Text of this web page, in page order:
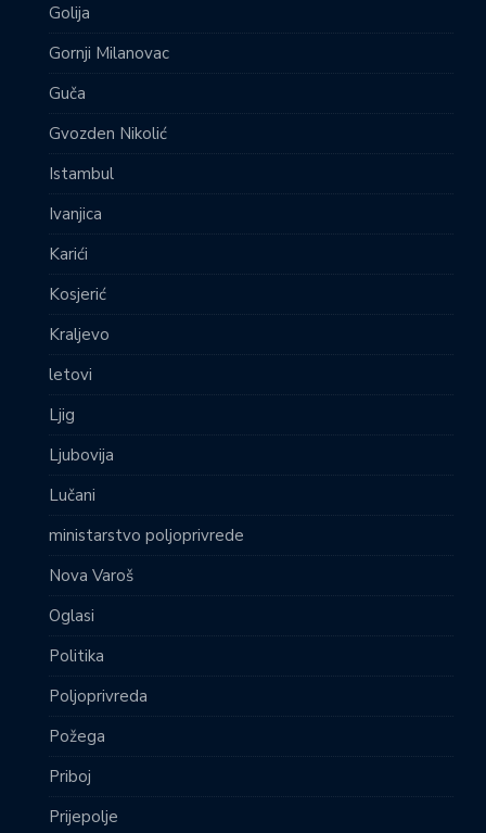
Golija
Gornji Milanovac
Guča
Gvozden Nikolić
Istambul
Ivanjica
Karići
Kosjerić
Kraljevo
letovi
Ljig
Ljubovija
Lučani
ministarstvo poljoprivrede
Nova Varoš
Oglasi
Politika
Poljoprivreda
Požega
Priboj
Prijepolje